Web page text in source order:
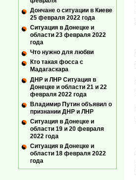
Дончане о ситуации в Киеве
25 февраля 2022 года
Ситуация в Донецке и
области 23 февраля 2022
года
Что нужно для любви
Кто такая фосса с
Мадагаскара
ДНР и ЛНР Ситуация в
Донецке и области 21 и 22
февраля 2022 года
Владимир Путин объявил о
признании ДНР и ЛНР
Ситуация в Донецке и
области 19 и 20 февраля
2022 года
Ситуация в Донецке и
области 18 февраля 2022
года